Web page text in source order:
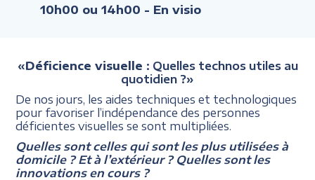
10h00 ou 14h00 - En visio
«Déficience visuelle : Quelles technos utiles au
quotidien ?»
De nos jours, les aides techniques et technologiques
pour favoriser l’indépendance des personnes
déficientes visuelles se sont multipliées.
Quelles sont celles qui sont les plus utilisées à
domicile ? Et à l’extérieur ? Quelles sont les
innovations en cours ?